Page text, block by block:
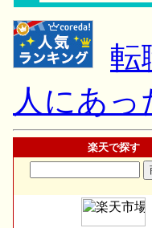
転
人にあっ
楽天で探す